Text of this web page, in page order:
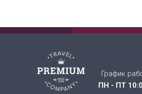
График
ПН - ПТ